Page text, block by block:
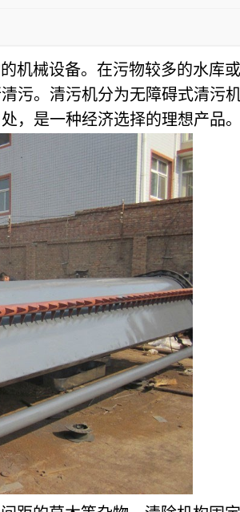
机械设备。在污物较多的水库
污。清污机分为无障碍式清
，是一种经济选择的理想产品。